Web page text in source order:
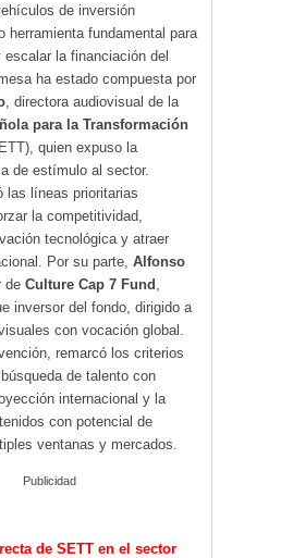
de inversión
herramienta fundamental para
la financiación del
ha estado compuesta por
, directora audiovisual de la
para la Transformación
quien expuso la
de estímulo al sector.
las líneas prioritarias
la competitividad,
tecnológica y atraer
Por su parte, Alfonso
de Culture Cap 7 Fund
inversor del fondo, dirigido a
con vocación global.
remarcó los criterios
de talento con
internacional y la
con potencial de
ventanas y mercados.
Publicidad
de SETT en el sector